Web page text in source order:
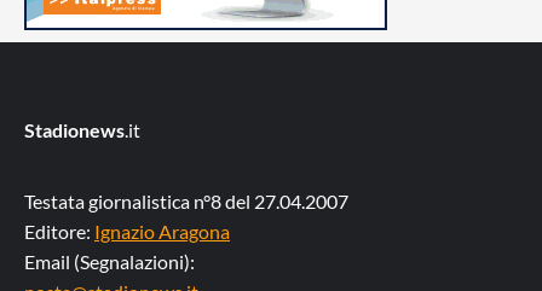
Stadionews.it
Testata giornalistica n°8 del 27.04.2007
Editore: Ignazio Aragona
Email (Segnalazioni):